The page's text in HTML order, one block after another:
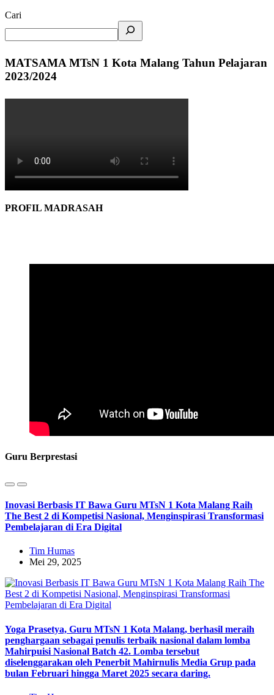
Cari
MATSAMA MTsN 1 Kota Malang Tahun Pelajaran
2023/2024
PROFIL MADRASAH
Guru Berprestasi
Inovasi Berbasis IT Bawa Guru MTsN 1 Kota Malang Raih
The Best 2 di Kompetisi Nasional, Menginspirasi Transformasi
Pembelajaran di Era Digital
Tim Humas
Mei 29, 2025
Yoga Prasetya, Guru MTsN 1 Kota Malang, berhasil meraih
penghargaan sebagai penulis terbaik nasional dalam lomba
Mahirpuisi Nasional Batch 42. Lomba tersebut
diselenggarakan oleh Penerbit Mahirnulis Media Grup pada
bulan Februari hingga Maret 2025 secara daring.